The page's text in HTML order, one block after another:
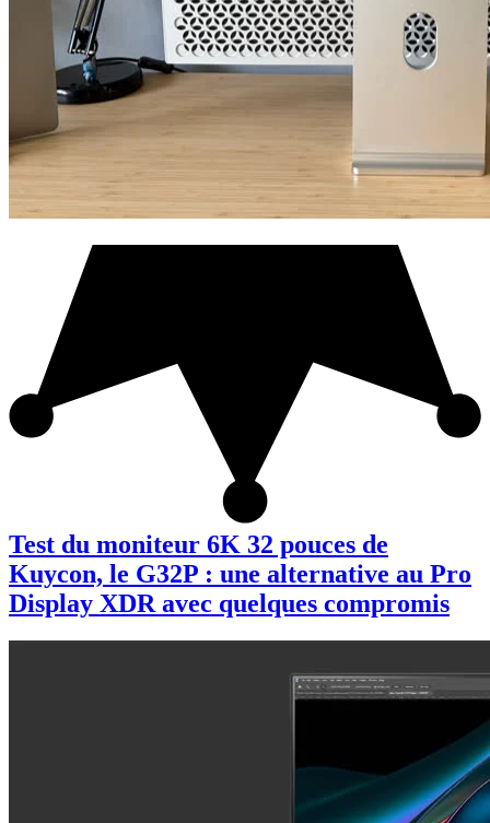
Test du moniteur 6K 32 pouces de
Kuycon, le G32P : une alternative au Pro
Display XDR avec quelques compromis